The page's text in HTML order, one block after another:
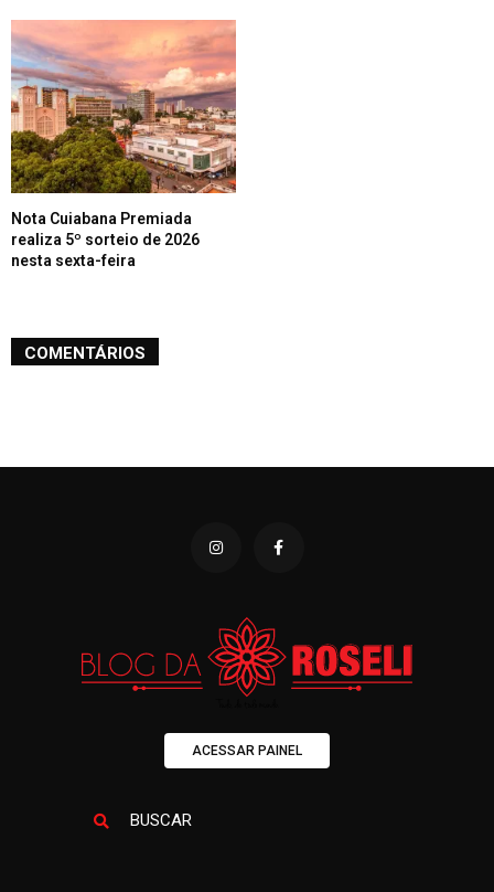
Nota Cuiabana Premiada
realiza 5º sorteio de 2026
nesta sexta-feira
COMENTÁRIOS
ACESSAR PAINEL
BUSCAR